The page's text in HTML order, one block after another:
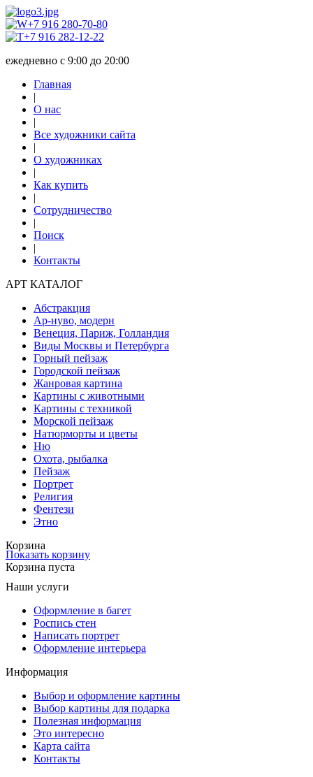
+7 916 280-70-80
+7 916 282-12-22
ежедневно с 9:00 до 20:00
Главная
|
О нас
|
Все художники сайта
|
О художниках
|
Как купить
|
Сотрудничество
|
Поиск
|
Контакты
АРТ КАТАЛОГ
Абстракция
Ар-нуво, модерн
Венеция, Париж, Голландия
Виды Москвы и Петербурга
Горный пейзаж
Городской пейзаж
Жанровая картина
Картины с животными
Картины с техникой
Морской пейзаж
Натюрморты и цветы
Ню
Охота, рыбалка
Пейзаж
Портрет
Религия
Фентези
Этно
Корзина
Показать корзину
Корзина пуста
Наши услуги
Оформление в багет
Роспись стен
Написать портрет
Оформление интерьера
Информация
Выбор и оформление картины
Выбор картины для подарка
Полезная информация
Это интересно
Карта сайта
Контакты